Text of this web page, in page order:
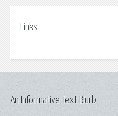
Links
An Informative Text Blurb